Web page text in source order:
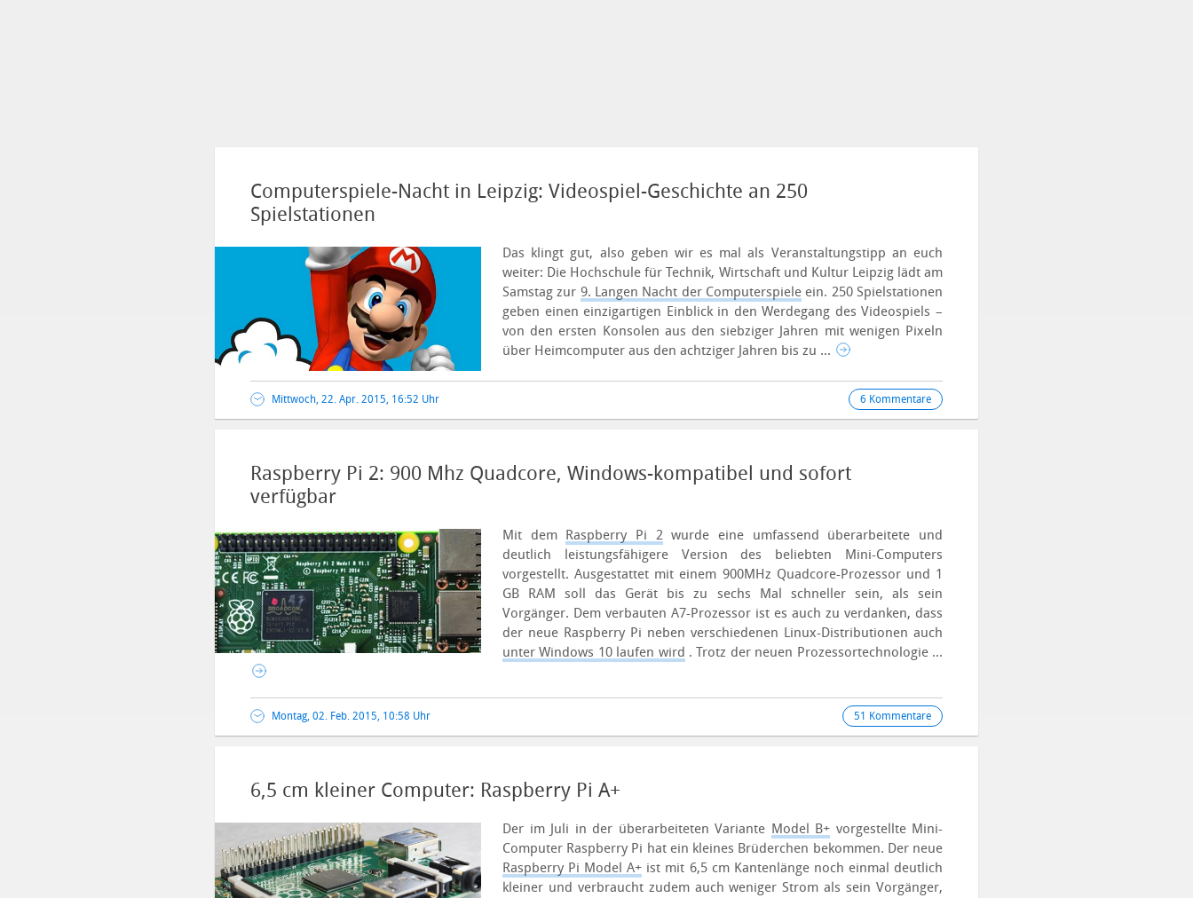
Computerspiele-Nacht in Leipzig: Videospiel-Geschichte an 250
Spielstationen
Das klingt gut, also geben wir es mal als Veranstaltungstipp an euch
weiter: Die Hochschule für Technik, Wirtschaft und Kultur Leipzig lädt am
Samstag zur 9. Langen Nacht der Computerspiele ein. 250 Spielstationen
geben einen einzigartigen Einblick in den Werdegang des Videospiels –
von den ersten Konsolen aus den siebziger Jahren mit wenigen Pixeln
über Heimcomputer aus den achtziger Jahren bis zu ...
Mittwoch, 22. Apr. 2015, 16:52 Uhr 6 Kommentare
Raspberry Pi 2: 900 Mhz Quadcore, Windows-kompatibel und sofort
verfügbar
Mit dem Raspberry Pi 2wurde eine umfassend überarbeitete und
deutlich leistungsfähigere Version des beliebten Mini-Computers
vorgestellt. Ausgestattet mit einem 900MHz Quadcore-Prozessor und 1
GB RAM soll das Gerät bis zu sechs Mal schneller sein, als sein
Vorgänger. Dem verbauten A7-Prozessor ist es auch zu verdanken, dass
der neue Raspberry Pi neben verschiedenen Linux-Distributionen auch
unter Windows 10 laufen wird . Trotz der neuen Prozessortechnologie ...
Montag, 02. Feb. 2015, 10:58 Uhr 51 Kommentare
6,5 cm kleiner Computer: Raspberry Pi A+
Der im Juli in der überarbeiteten Variante Model B+ vorgestellte Mini-
Computer Raspberry Pi hat ein kleines Brüderchen bekommen. Der neue
Raspberry Pi Model A+ ist mit 6,5 cm Kantenlänge noch einmal deutlich
kleiner und verbraucht zudem auch weniger Strom als sein Vorgänger,